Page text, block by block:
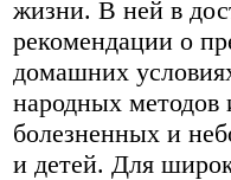
жизни. В ней в
рекомендации о
домашних
народных методов
болезненных и
и детей. Для